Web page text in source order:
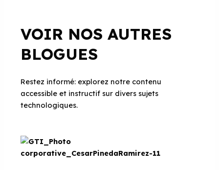
VOIR NOS AUTRES
BLOGUES
Restez informé: explorez notre contenu
accessible et instructif sur divers sujets
technologiques.